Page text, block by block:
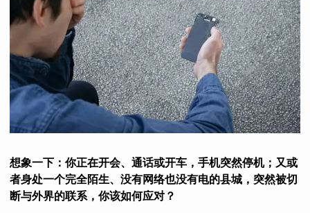
想象一下：你正在开会、通话或开车，手机突然停机；又或
者身处一个完全陌生、没有网络也没有电的县城，突然被切
断与外界的联系，你该如何应对？